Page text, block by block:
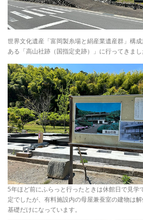
世界文化遺産「富岡製糸場と絹産業遺産群」構
ある「高山社跡（国指定史跡）」に行ってきまし
5年ほど前にふらっと行ったときは休館日で見学
定でしたが、有料施設内の母屋兼蚕室の建物は
基礎だけになっています。